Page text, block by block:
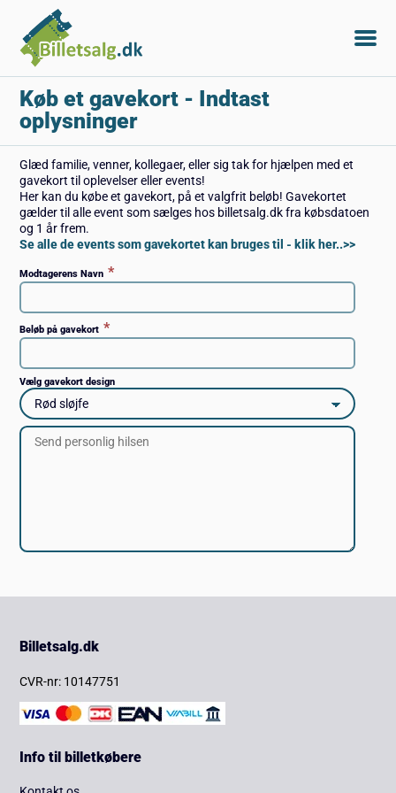
Køb et gavekort - Indtast
oplysninger
Glæd familie, venner, kollegaer, eller sig tak for hjælpen med et
gavekort til oplevelser eller events!
Her kan du købe et gavekort, på et valgfrit beløb! Gavekortet
gælder til alle event som sælges hos billetsalg.dk fra købsdatoen
og 1 år frem.
Se alle de events som gavekortet kan bruges til - klik her..>>
Modtagerens Navn *
Beløb på gavekort *
Vælg gavekort design
Billetsalg.dk
CVR-nr: 10147751
Info til billetkøbere